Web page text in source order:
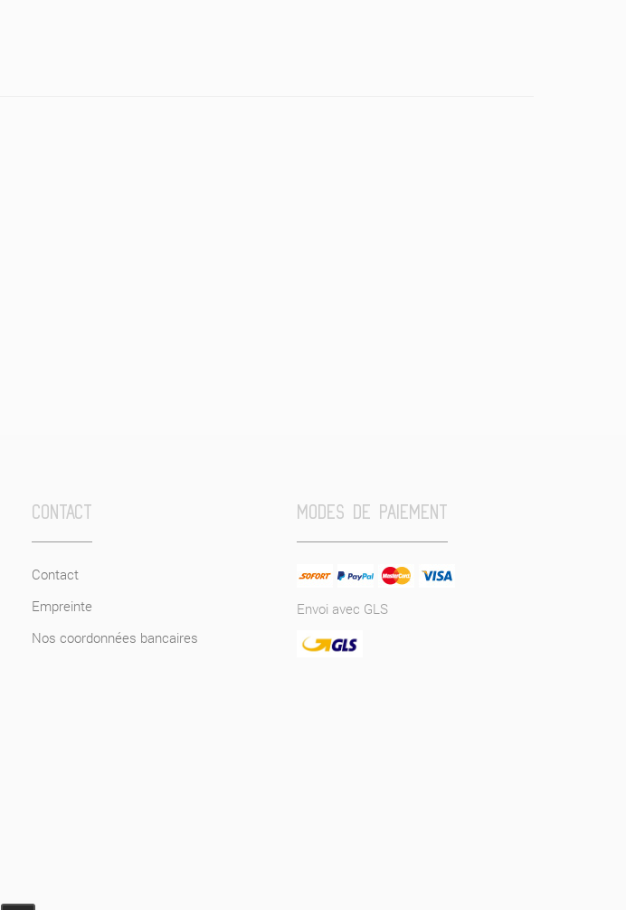
CONTACT
Contact
Empreinte
Nos coordonnées bancaires
MODES DE PAIEMENT
Envoi avec GLS